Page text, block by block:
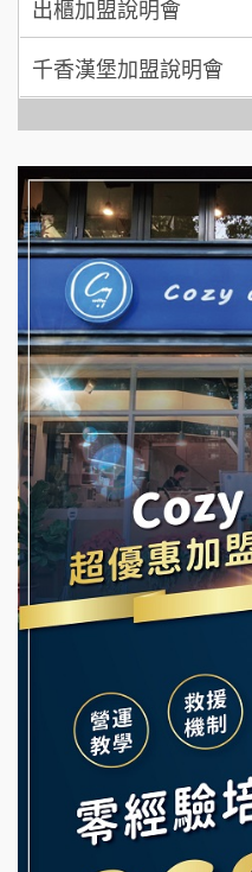
拾鑶火鍋加盟說明會
全家加盟說明會
台灣G湯加盟說明會
彭富貴加盟說明會
NU PASTA義大利麵加
潮鍋癮加盟說明會
蓁伙烤倆吃加盟說明會
霏等茶加盟說明會
早安山丘加盟說明會
冰封仙果加盟說明會
Ramble Café 漫步藍
微風亭鐵板燒加盟說明
鮮茶道加盟說明會
【曉妍美妝】誠徵行
自助洗衣店誠徵代洗收
千香漢堡加盟說明會
七盞茶加盟說明會
拉亞漢堡加盟說明會
杜芳子古味茶鋪加盟說
優握握×酸奶大獅加盟
冬城門加盟說明會
拾鑶火鍋加盟說明會
阿性情趣無人販售所加
龍涎居好湯加盟說明會
舒油頭加盟說明會
韓金量加盟說明會
Mr.Wish加盟說明會
白鬍泡泡 BOHO
雞咕雞咕加盟說明會